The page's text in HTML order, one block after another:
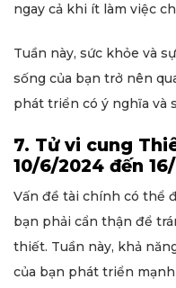
ngay cả khi ít làm việc
Tuần này, sức khỏe và
sống của bạn trở nên
phát triển có ý nghĩa và
7. Tử vi cung
10/6/2024 đến
Vấn đề tài chính có thể
bạn phải cẩn thận để
thiết. Tuần này, khả
của bạn phát triển